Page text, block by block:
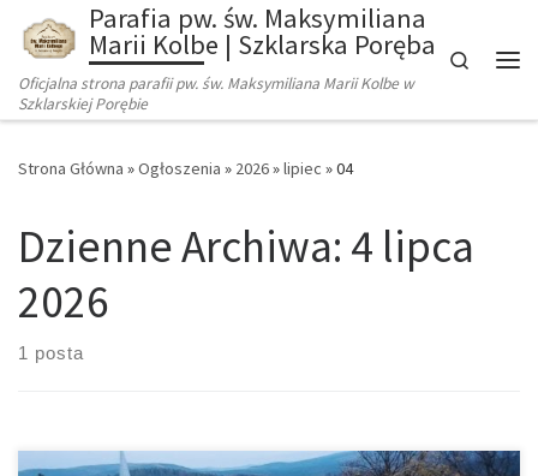
Parafia pw. św. Maksymiliana
Marii Kolbe | Szklarska Poręba
Oficjalna strona parafii pw. św. Maksymiliana Marii Kolbe w
Szklarskiej Porębie
Search
Strona Główna »Ogłoszenia » 2026»lipiec »04
Dzienne Archiwa: 4 lipca
2026
1 posta